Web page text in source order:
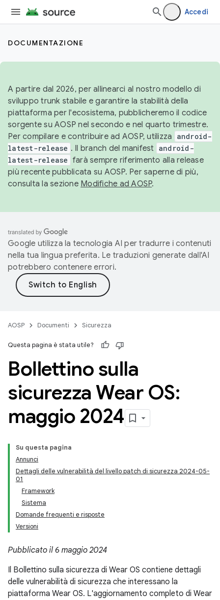
Accedi
DOCUMENTAZIONE
A partire dal 2026, per allinearci al nostro modello di
sviluppo trunk stabile e garantire la stabilità della
piattaforma per l'ecosistema, pubblicheremo il codice
sorgente su AOSP nel secondo e nel quarto trimestre.
Per compilare e contribuire ad AOSP, utilizza
android-
latest-release . Il branch del manifest android-
latest-release farà sempre riferimento alla release
più recente pubblicata su AOSP. Per saperne di più,
consulta la sezione Modifiche ad AOSP.
Google utilizza la tecnologia AI per tradurre i contenuti
nella tua lingua preferita. Le traduzioni generate dall'AI
potrebbero contenere errori.
AOSP Documenti Sicurezza
Questa pagina è stata utile?
Bollettino sulla
sicurezza Wear OS:
maggio 2024
Su questa pagina
Annunci
Dettagli delle vulnerabilità del livello patch di sicurezza 2024-05-
01
Framework
Sistema
Domande frequenti e risposte
Versioni
Pubblicato il 6 maggio 2024
Il Bollettino sulla sicurezza di Wear OS contiene dettagli
delle vulnerabilità di sicurezza che interessano la
piattaforma Wear OS. L'aggiornamento completo di Wear